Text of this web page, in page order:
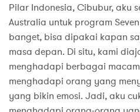
Pilar Indonesia, Cibubur, aku
Australia untuk program
banget, bisa dipakai kapan
masa depan. Di situ, kami
menghadapi berbagai
menghadapi orang yang
yang bikin emosi. Jadi, aku